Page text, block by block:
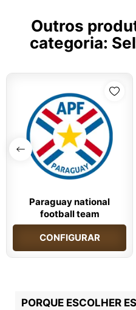
Outros
categoria:
Paraguay national
football team
CONFIGURAR
PORQUE ESCOLHER